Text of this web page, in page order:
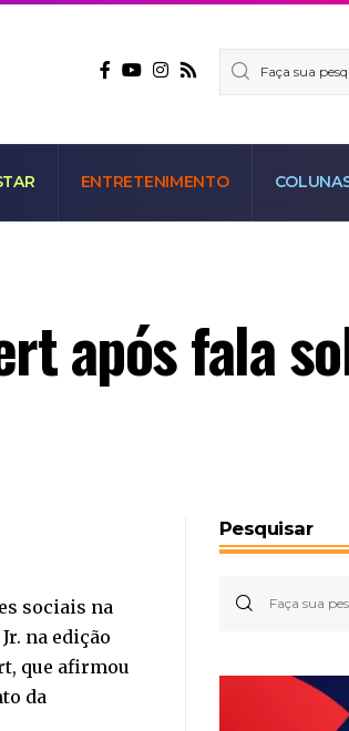
ENTRETENIMENTO
após fala
sociais na
na edição
que afirmou
da
Pesquisar